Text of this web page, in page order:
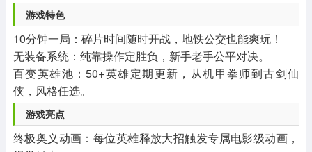
游戏特色
10分钟一局：碎片时间随时开战，地铁公交也能爽玩！
无装备系统：纯靠操作定胜负，新手老手公平对决。
百变英雄池：50+英雄定期更新，从机甲拳师到古剑仙
侠，风格任选。
游戏亮点
终极奥义动画：每位英雄释放大招触发专属电影级动画，